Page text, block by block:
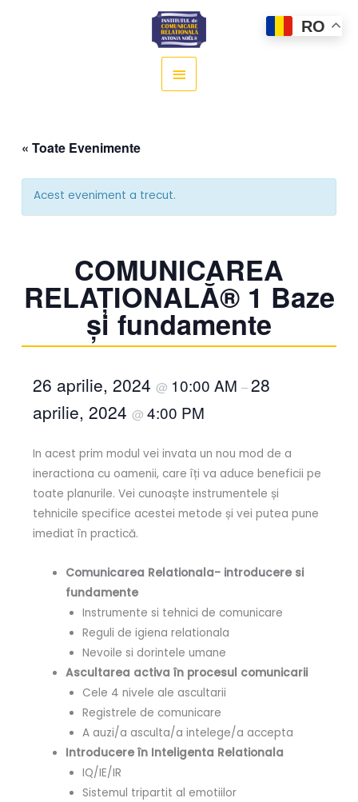
Main
Menu
« Toate Evenimente
Acest eveniment a trecut.
COMUNICAREA
RELAȚIONALĂ® 1 Baze
și fundamente
26 aprilie, 2024@ 10:00 AM–28
aprilie, 2024@4:00 PM
In acest prim modul vei invata un nou mod de a
ineractiona cu oamenii, care îți va aduce beneficii pe
toate planurile. Vei cunoaște instrumentele și
tehnicile specifice acestei metode și vei putea pune
imediat în practică.
Comunicarea Relationala- introducere si
fundamente
Instrumente si tehnici de comunicare
Reguli de igiena relationala
Nevoile si dorintele umane
Ascultarea activa în procesul comunicarii
Cele 4 nivele ale ascultarii
Registrele de comunicare
A auzi/a asculta/a intelege/a accepta
Introducere în Inteligenta Relationala
IQ/IE/IR
Sistemul tripartit al emotiilor
RO